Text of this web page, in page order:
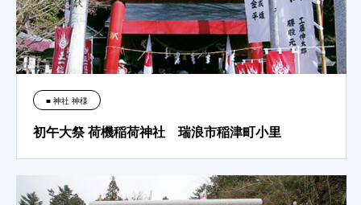
■ 神社 神様
初午大祭 荷機稲荷神社 瑞浪市稲津町小里